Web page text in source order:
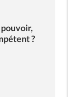
pouvoir,
?